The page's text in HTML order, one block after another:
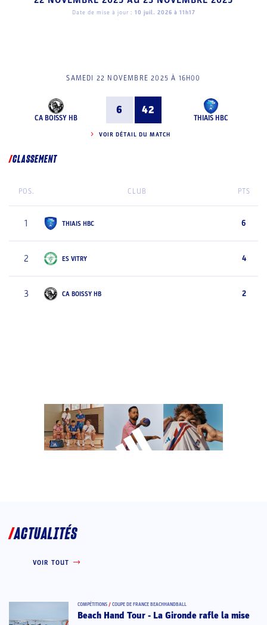
Date de mise à jour : 10 juil. 2026 à 11h17
SAMEDI 22 NOVEMBRE 2025 À 16H00
CA BOISSY HB
6 42
THIAIS HBC
VOIR DÉTAIL DU MATCH
CLASSEMENT
POS. CLUB PTS
1 THIAIS HBC 6
2 ES VITRY 4
3 CA BOISSY HB 2
ACTUALITÉS
VOIR TOUT
COMPÉTITIONS / COUPE DE FRANCE BEACHHANDBALL
Beach Hand Tour - La Gironde rafle la mise